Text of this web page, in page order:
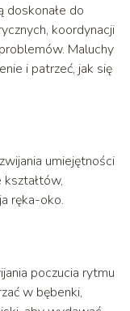
doskonałe do
koordynacji
Maluchy
i patrzeć, jak się
umiejętności
kształtów,
ręka-oko.
poczucia rytmu
w bębenki,